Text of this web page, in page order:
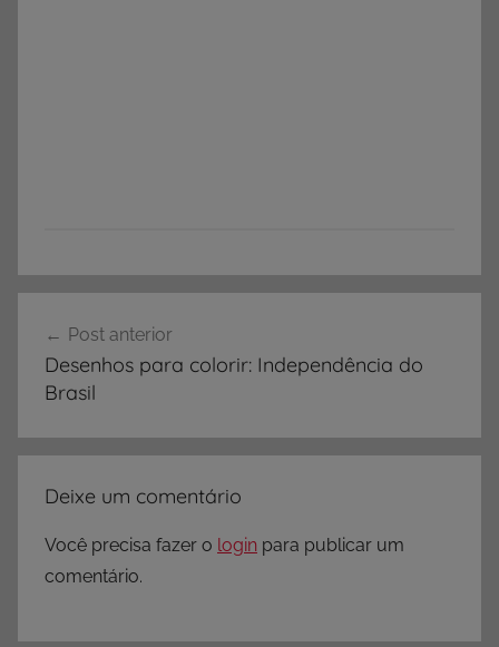
de
Post
Post anterior
Desenhos para colorir: Independência do
Brasil
Deixe um comentário
Você precisa fazer o login para publicar um
comentário.